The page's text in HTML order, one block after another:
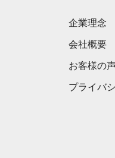
企業理念
会社概要
お客様の
プライバ